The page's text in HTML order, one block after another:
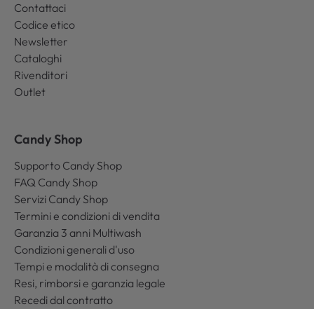
Contattaci
Codice etico
Newsletter
Cataloghi
Rivenditori
Outlet
Candy Shop
Supporto Candy Shop
FAQ Candy Shop
Servizi Candy Shop
Termini e condizioni di vendita
Garanzia 3 anni Multiwash
Condizioni generali d'uso
Tempi e modalità di consegna
Resi, rimborsi e garanzia legale
Recedi dal contratto